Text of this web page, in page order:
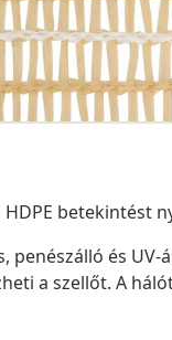
betekintést
és UV-
a szellőt. A